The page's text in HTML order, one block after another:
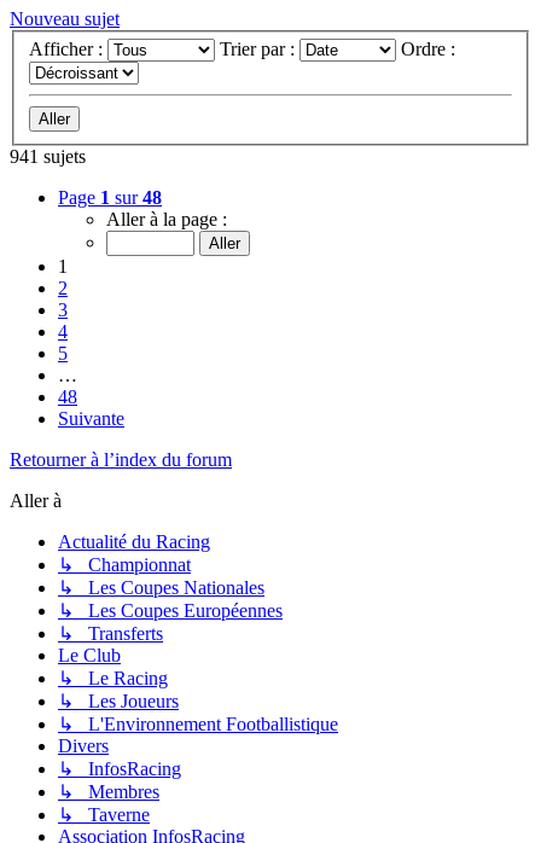
Nouveau sujet
Afficher :
Trier par : Ordre :
941 sujets
Page 1 sur48
Aller à la page :
1
2
3
4
5
…
48
Suivante
Retourner à l’index du forum
Aller à
Actualité du Racing
↳ Championnat
↳ Les Coupes Nationales
↳ Les Coupes Européennes
↳ Transferts
Le Club
↳ Le Racing
↳ Les Joueurs
↳ L'Environnement Footballistique
Divers
↳ InfosRacing
↳ Membres
↳ Taverne
Association InfosRacing